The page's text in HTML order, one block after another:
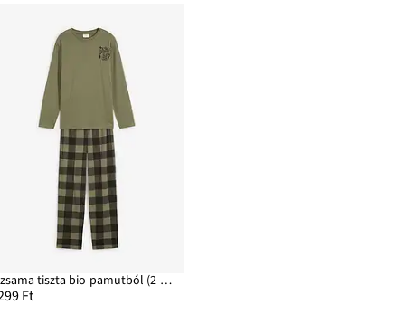
Pizsama tiszta bio-pamutból (2-részes szett)
Ft